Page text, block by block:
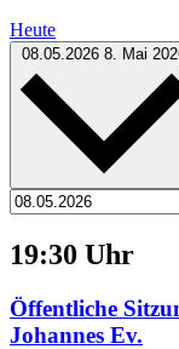
Heute
08.05.2026 8. Mai
19:30 Uhr
Öffentliche
Johannes Ev.